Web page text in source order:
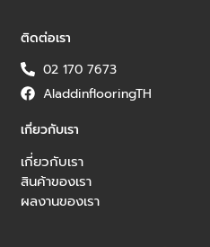
เกี่ยวกับเรา
เกี่ยวกับเรา
สินค้าของเรา
ผลงานของเรา
ติดต่อเรา
02 170 7673
AladdinflooringTH